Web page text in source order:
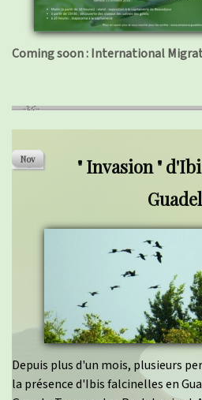
Coming soon : International
" Invasion "
Depuis plus d'un mois, plusieurs
la présence d'Ibis falcinelles en